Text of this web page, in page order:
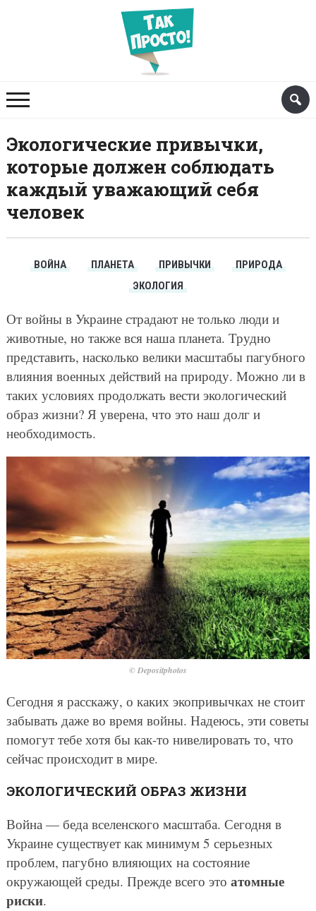
Экологические привычки,
которые должен соблюдать
каждый уважающий себя
человек
ВОЙНА ПЛАНЕТА ПРИВЫЧКИ
ПРИРОДА
ЭКОЛОГИЯ
От войны в Украине страдают не только люди и
животные, но также вся наша планета. Трудно
представить, насколько велики масштабы пагубного
влияния военных действий на природу. Можно ли в
таких условиях продолжать вести экологический
образ жизни? Я уверена, что это наш долг и
необходимость.
© Depositphotos
Сегодня я расскажу, о каких экопривычках не стоит
забывать даже во время войны. Надеюсь, эти советы
помогут тебе хотя бы как-то нивелировать то, что
сейчас происходит в мире.
ЭКОЛОГИЧЕСКИЙ ОБРАЗ ЖИЗНИ
Война — беда вселенского масштаба. Сегодня в
Украине существует как минимум 5 серьезных
проблем, пагубно влияющих на состояние
окружающей среды. Прежде всего это атомные
риски.